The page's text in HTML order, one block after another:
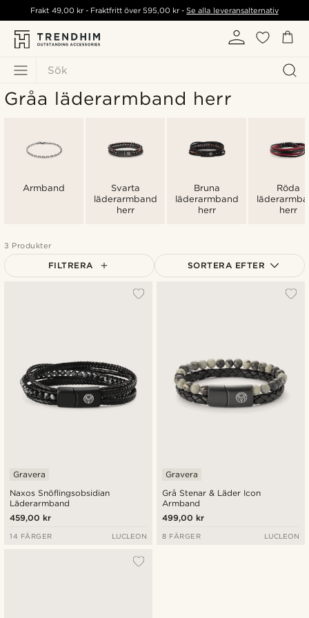
Sök
Frakt 49,00 kr- Fraktfritt över595,00 kr -Se alla leveransalternativ
Gråa läderarmband herr
Armband
Svarta
läderarmband
herr
Bruna
läderarmband
herr
Röda
herr
3 Produkter
FILTRERA SORTERA EFTER
Naxos Snöflingsobsidian
Läderarmband
Gravera
459,00 kr
14 FÄRGER LUCLEON
Grå Stenar & Läder Icon
Armband
Gravera
499,00 kr
8 FÄRGER LUCLEON